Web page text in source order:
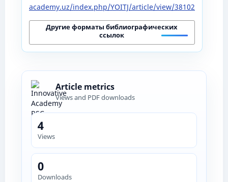
academy.uz/index.php/YOITJ/article/view/38102
Другие форматы библиографических
ссылок
Article metrics
Views and PDF downloads
4
Views
0
Downloads